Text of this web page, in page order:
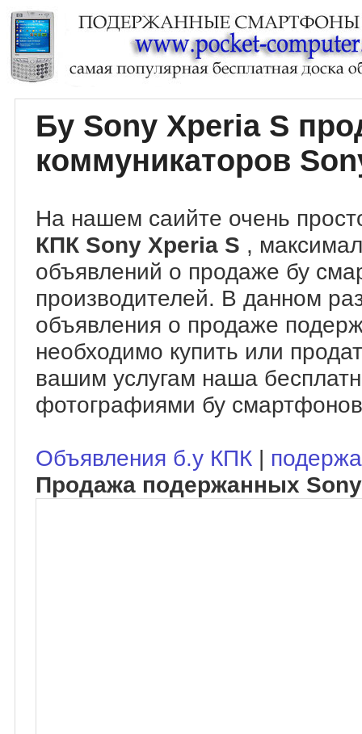
Бу Sony Xperia S
коммуникаторов
На нашем саийте очень
КПК Sony Xperia S ,
объявлений о продаже бу
производителей. В данном
объявления о продаже
необходимо купить или
вашим услугам наша
фотографиями бу
Объявления б.у КПК |
Продажа подержанных